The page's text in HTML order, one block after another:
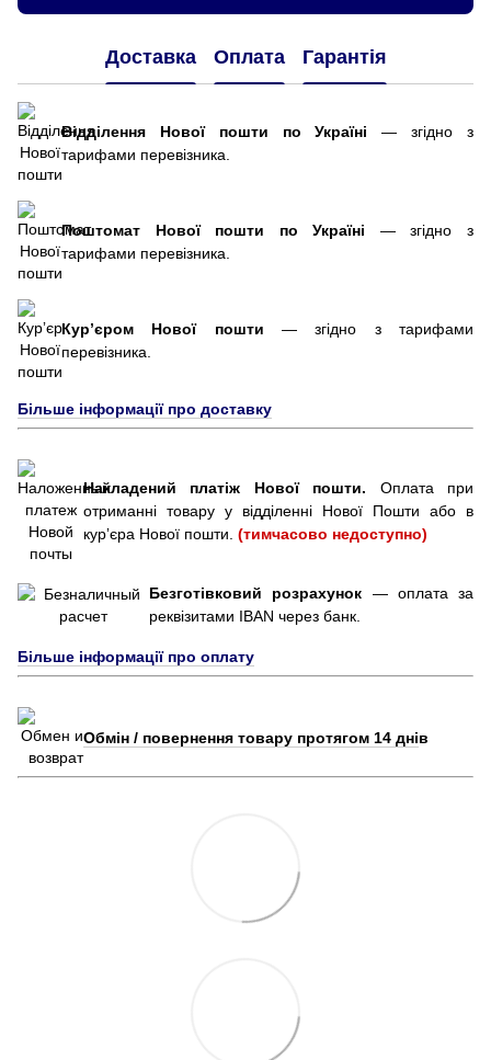
Доставка Оплата Гарантія
Відділення Нової пошти по Україні — згідно з
тарифами перевізника.
Поштомат Нової пошти по Україні — згідно з
тарифами перевізника.
Курʼєром Нової пошти — згідно з тарифами
перевізника.
Більше інформації про доставку
Накладений платіж Нової пошти. Оплата при
отриманні товару у відділенні Нової Пошти або в
курʼєра Нової пошти. (тимчасово недоступно)
Безготівковий розрахунок — оплата за
реквізитами IBAN через банк.
Більше інформації про оплату
Обмін / повернення товару протягом 14 днів